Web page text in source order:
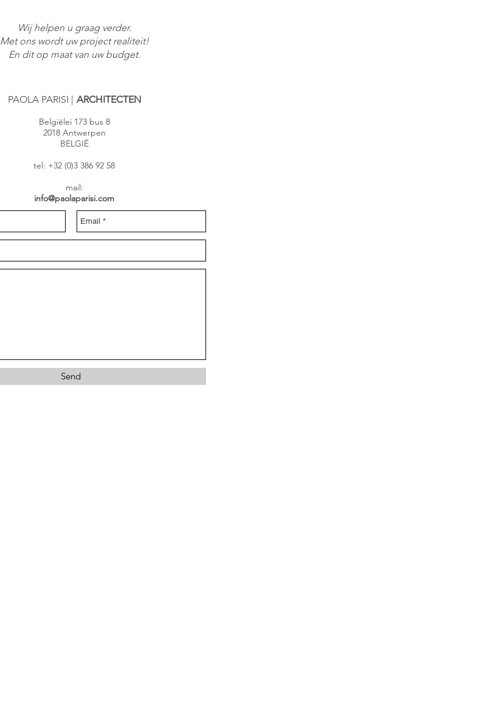
Wij helpen u graag verder.
Met ons wordt uw project realiteit!
En dit op maat van uw budget.
PAOLA PARISI | ARCHITECTEN
Belgiëlei 173 bus 8
2018 Antwerpen
BELGIË
tel: +32 (0)3 386 92 58
mail:
info@paolaparisi.com
Send